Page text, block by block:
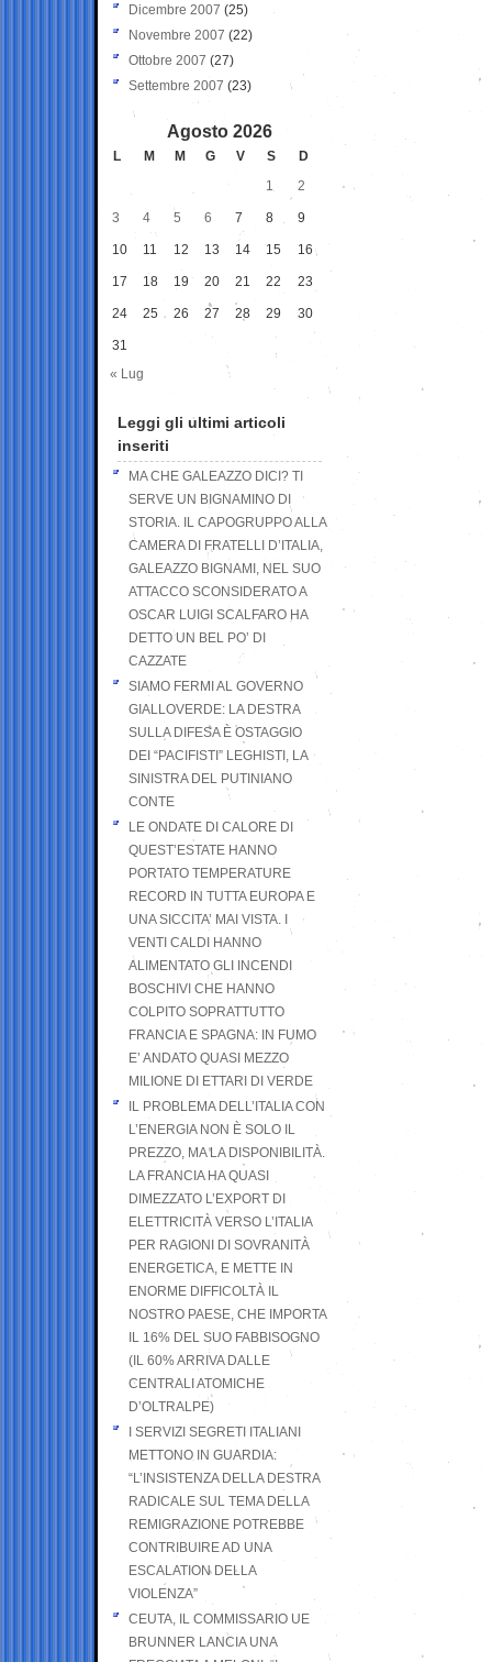
Dicembre 2007 (25)
Novembre 2007 (22)
Ottobre 2007 (27)
Settembre 2007 (23)
Agosto 2026
L M M G V S
D
1
2
3 4 5 6 7 8 9
10 11 12 13 14 15 16
17 18 19 20 21 22 23
24 25 26 27 28 29 30
31
« Lug
Leggi gli ultimi articoli
inseriti
MA CHE GALEAZZO DICI? TI
SERVE UN BIGNAMINO DI
STORIA. IL CAPOGRUPPO ALLA
CAMERA DI FRATELLI D’ITALIA,
GALEAZZO BIGNAMI, NEL SUO
ATTACCO SCONSIDERATO A
OSCAR LUIGI SCALFARO HA
DETTO UN BEL PO’ DI
CAZZATE
SIAMO FERMI AL GOVERNO
GIALLOVERDE: LA DESTRA
SULLA DIFESA È OSTAGGIO
DEI “PACIFISTI” LEGHISTI, LA
SINISTRA DEL PUTINIANO
CONTE
LE ONDATE DI CALORE DI
QUEST’ESTATE HANNO
PORTATO TEMPERATURE
RECORD IN TUTTA EUROPA E
UNA SICCITA’ MAI VISTA. I
VENTI CALDI HANNO
ALIMENTATO GLI INCENDI
BOSCHIVI CHE HANNO
COLPITO SOPRATTUTTO
FRANCIA E SPAGNA: IN FUMO
E’ ANDATO QUASI MEZZO
MILIONE DI ETTARI DI VERDE
IL PROBLEMA DELL’ITALIA CON
L’ENERGIA NON È SOLO IL
PREZZO, MA LA DISPONIBILITÀ.
LA FRANCIA HA QUASI
DIMEZZATO L’EXPORT DI
ELETTRICITÀ VERSO L’ITALIA
PER RAGIONI DI SOVRANITÀ
ENERGETICA, E METTE IN
ENORME DIFFICOLTÀ IL
NOSTRO PAESE, CHE IMPORTA
IL 16% DEL SUO FABBISOGNO
(IL 60% ARRIVA DALLE
CENTRALI ATOMICHE
D’OLTRALPE)
I SERVIZI SEGRETI ITALIANI
METTONO IN GUARDIA:
“L’INSISTENZA DELLA DESTRA
RADICALE SUL TEMA DELLA
REMIGRAZIONE POTREBBE
CONTRIBUIRE AD UNA
ESCALATION DELLA
VIOLENZA”
CEUTA, IL COMMISSARIO UE
BRUNNER LANCIA UNA